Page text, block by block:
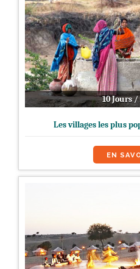
10 Jours
Les villages les plus
EN